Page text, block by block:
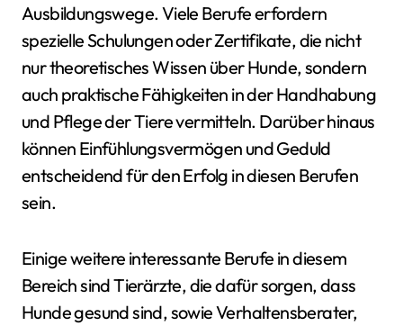
Ausbildungswege. Viele Berufe erfordern
spezielle Schulungen oder Zertifikate, die nicht
nur theoretisches Wissen über Hunde, sondern
auch praktische Fähigkeiten in der Handhabung
und Pflege der Tiere vermitteln. Darüber hinaus
können Einfühlungsvermögen und Geduld
entscheidend für den Erfolg in diesen Berufen
sein.
Einige weitere interessante Berufe in diesem
Bereich sind Tierärzte, die dafür sorgen, dass
Hunde gesund sind, sowie Verhaltensberater,